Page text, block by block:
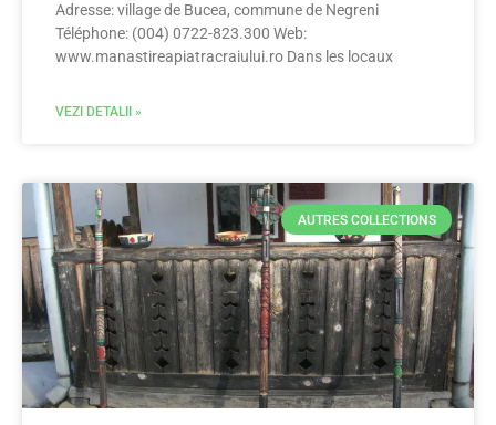
Adresse: village de Bucea, commune de Negreni
Téléphone: (004) 0722-823.300 Web:
www.manastireapiatracraiului.ro Dans les locaux
VEZI DETALII »
AUTRES COLLECTIONS